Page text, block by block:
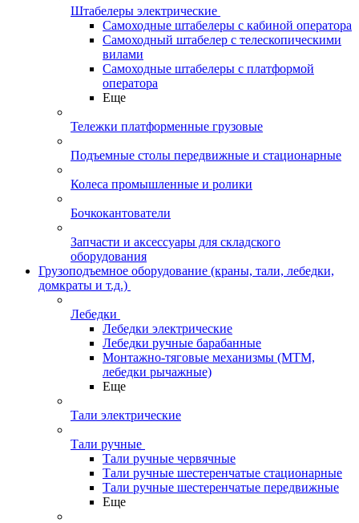
Штабелеры электрические
Самоходные штабелеры с кабиной оператора
Самоходный штабелер с телескопическими
вилами
Самоходные штабелеры с платформой
оператора
Еще
Тележки платформенные грузовые
Подъемные столы передвижные и стационарные
Колеса промышленные и ролики
Бочкокантователи
Запчасти и аксессуары для складского
оборудования
Грузоподъемное оборудование (краны, тали, лебедки,
домкраты и т.д.)
Лебедки
Лебедки электрические
Лебедки ручные барабанные
Монтажно-тяговые механизмы (МТМ,
лебедки рычажные)
Еще
Тали электрические
Тали ручные
Тали ручные червячные
Тали ручные шестеренчатые стационарные
Тали ручные шестеренчатые передвижные
Еще